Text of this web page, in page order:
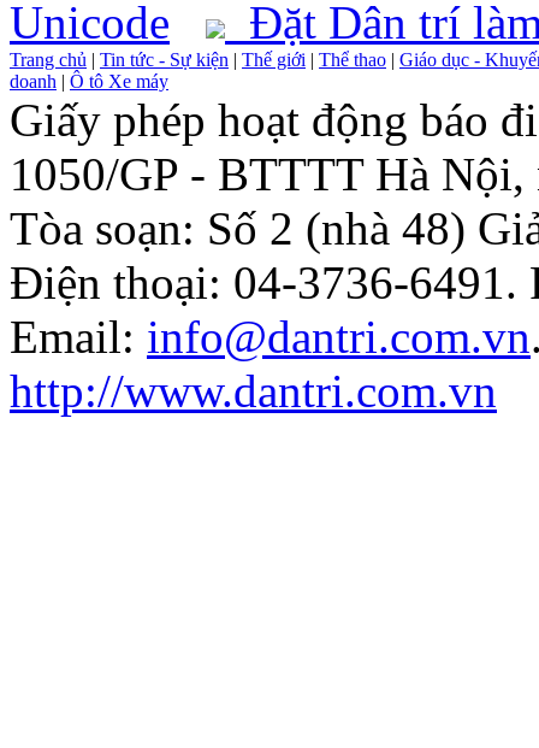
Unicode Đặt Dân trí
Trang chủ | Tin tức - Sự kiện | Thế giới | Thể thao | Giáo dục -
doanh | Ô tô Xe máy
Giấy phép hoạt động báo
1050/GP - BTTTT Hà Nội,
Tòa soạn: Số 2 (nhà 48)
Điện thoại: 04-3736-6491.
Email: info@dantri.com.vn
http://www.dantri.com.vn